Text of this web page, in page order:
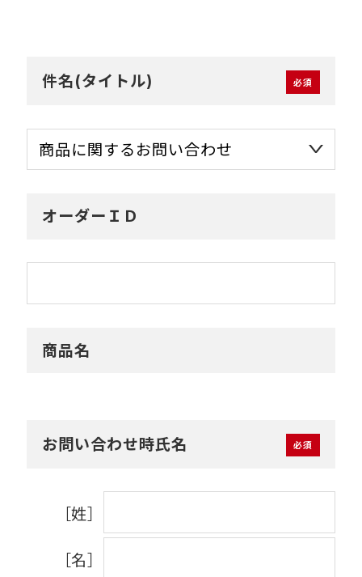
件名(タイトル)
オーダーＩＤ
商品名
お問い合わせ時氏名
［姓］
［名］